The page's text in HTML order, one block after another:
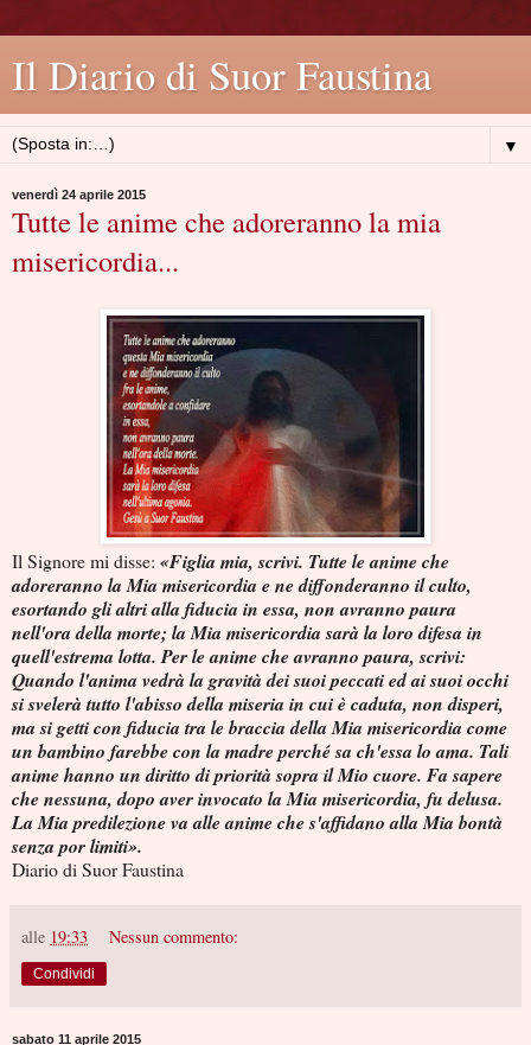
Il Diario di Suor Faustina
▼
venerdì 24 aprile 2015
Tutte le anime che adoreranno la mia
misericordia...
Il Signore mi disse: «Figlia mia, scrivi. Tutte le anime che
adoreranno la Mia misericordia e ne diffonderanno il culto,
esortando gli altri alla fiducia in essa, non avranno paura
nell'ora della morte; la Mia misericordia sarà la loro difesa in
quell'estrema lotta. Per le anime che avranno paura, scrivi:
Quando l'anima vedrà la gravità dei suoi peccati ed ai suoi occhi
si svelerà tutto l'abisso della miseria in cui è caduta, non disperi,
ma si getti con fiducia tra le braccia della Mia misericordia come
un bambino farebbe con la madre perché sa ch'essa lo ama. Tali
anime hanno un diritto di priorità sopra il Mio cuore. Fa sapere
che nessuna, dopo aver invocato la Mia misericordia, fu delusa.
La Mia predilezione va alle anime che s'affidano alla Mia bontà
senza por limiti».
Diario di Suor Faustina
alle 19:33 Nessun commento:
Condividi
sabato 11 aprile 2015